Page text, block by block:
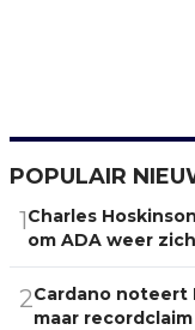
POPULAIR
1Charles
om ADA weer
2Cardano noteert
maar